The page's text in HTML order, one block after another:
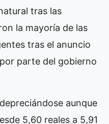
tras las
la mayoría de las
tras el anuncio
parte del gobierno
aunque
5,60 reales a 5,91